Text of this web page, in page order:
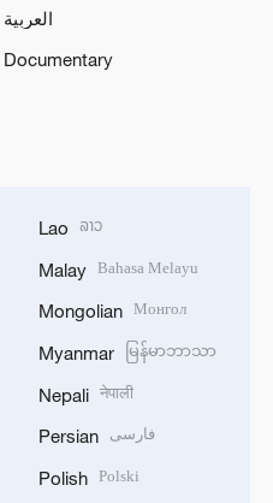
العربية
Documentary
Lao ລາວ
Malay Bahasa Melayu
Mongolian Монгол
Myanmar မြန်မာဘာသာ
Nepali नेपाली
Persian فارسی
Polish Polski